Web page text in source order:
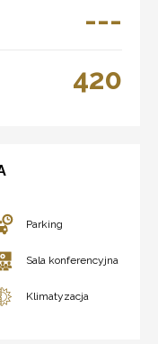
---
420
Parking
Sala konferencyjna
Klimatyzacja